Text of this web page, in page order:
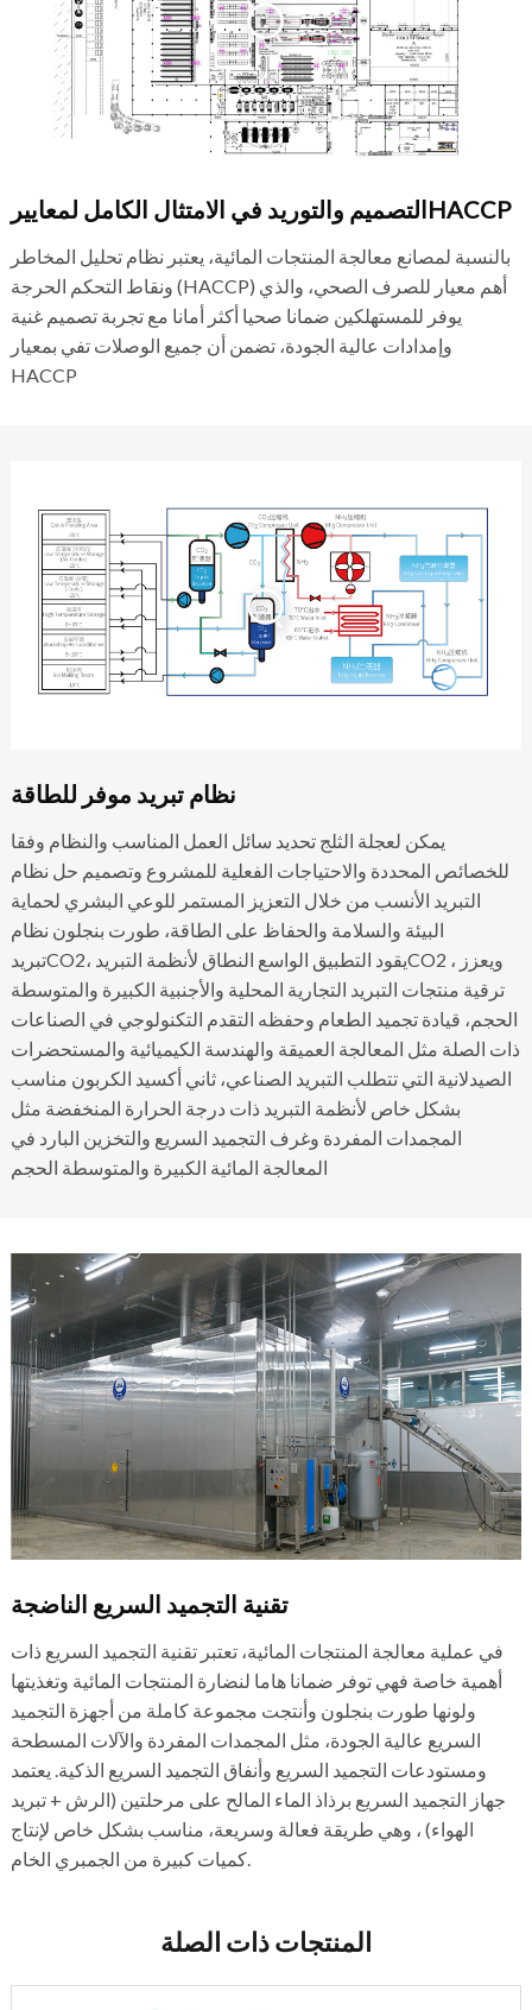
التصميم والتوريد في الامتثال الكامل لمعاييرHACCP
بالنسبة لمصانع معالجة المنتجات المائية، يعتبر نظام تحليل المخاطر
ونقاط التحكم الحرجة (HACCP) أهم معيار للصرف الصحي، والذي
يوفر للمستهلكين ضمانا صحيا أكثر أمانا مع تجربة تصميم غنية
وإمدادات عالية الجودة، تضمن أن جميع الوصلات تفي بمعيار
HACCP
نظام تبريد موفر للطاقة
يمكن لعجلة الثلج تحديد سائل العمل المناسب والنظام وفقا
للخصائص المحددة والاحتياجات الفعلية للمشروع وتصميم حل نظام
التبريد الأنسب من خلال التعزيز المستمر للوعي البشري لحماية
البيئة والسلامة والحفاظ على الطاقة، طورت بنجلون نظام
تبريدCO2، يقود التطبيق الواسع النطاق لأنظمة التبريدCO2 ، ويعزز
ترقية منتجات التبريد التجارية المحلية والأجنبية الكبيرة والمتوسطة
الحجم، قيادة تجميد الطعام وحفظه التقدم التكنولوجي في الصناعات
ذات الصلة مثل المعالجة العميقة والهندسة الكيميائية والمستحضرات
الصيدلانية التي تتطلب التبريد الصناعي، ثاني أكسيد الكربون مناسب
بشكل خاص لأنظمة التبريد ذات درجة الحرارة المنخفضة مثل
المجمدات المفردة وغرف التجميد السريع والتخزين البارد في
المعالجة المائية الكبيرة والمتوسطة الحجم
تقنية التجميد السريع الناضجة
في عملية معالجة المنتجات المائية، تعتبر تقنية التجميد السريع ذات
أهمية خاصة فهي توفر ضمانا هاما لنضارة المنتجات المائية وتغذيتها
ولونها طورت بنجلون وأنتجت مجموعة كاملة من أجهزة التجميد
السريع عالية الجودة، مثل المجمدات المفردة والآلات المسطحة
ومستودعات التجميد السريع وأنفاق التجميد السريع الذكية. يعتمد
جهاز التجميد السريع برذاذ الماء المالح على مرحلتين (الرش + تبريد
الهواء) ، وهي طريقة فعالة وسريعة، مناسب بشكل خاص لإنتاج
كميات كبيرة من الجمبري الخام.
المنتجات ذات الصلة